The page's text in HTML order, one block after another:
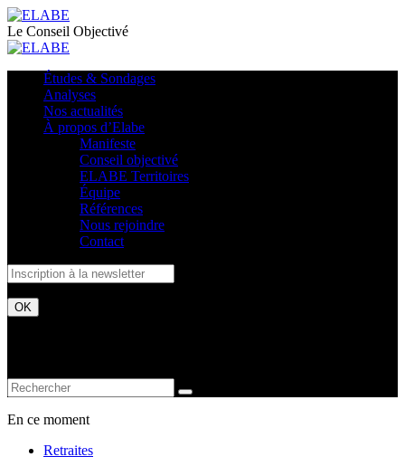
Le Conseil Objectivé
Études & Sondages
Analyses
Nos actualités
À propos d’Elabe
Manifeste
Conseil objectivé
ELABE Territoires
Équipe
Références
Nous rejoindre
Contact
En ce moment
Retraites